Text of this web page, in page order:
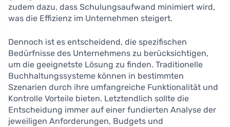
zudem dazu, dass Schulungsaufwand minimiert wird,
was die Effizienz im Unternehmen steigert.
Dennoch ist es entscheidend, die spezifischen
Bedürfnisse des Unternehmens zu berücksichtigen,
um die geeignetste Lösung zu finden. Traditionelle
Buchhaltungssysteme können in bestimmten
Szenarien durch ihre umfangreiche Funktionalität und
Kontrolle Vorteile bieten. Letztendlich sollte die
Entscheidung immer auf einer fundierten Analyse der
jeweiligen Anforderungen, Budgets und